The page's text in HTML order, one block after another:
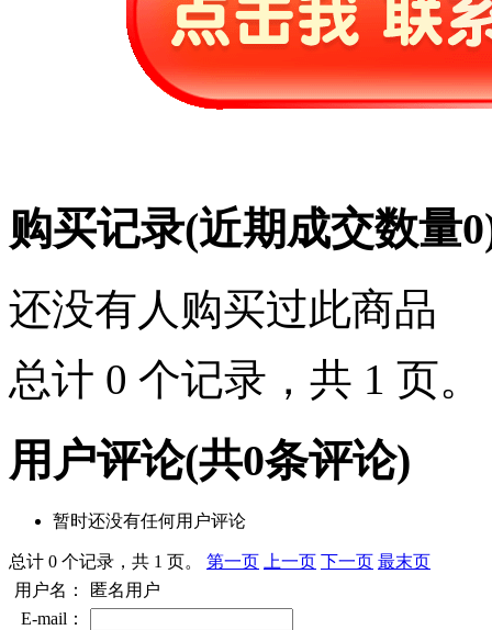
购买记录(近期成交数量0
还没有人购买过此商品
总计 0 个记录，共 1 页。
用户评论(共0条评论)
暂时还没有任何用户评论
总计 0 个记录，共 1 页。 第一页 上一页 下一页 最末页
用户名：
匿名用户
E-mail：